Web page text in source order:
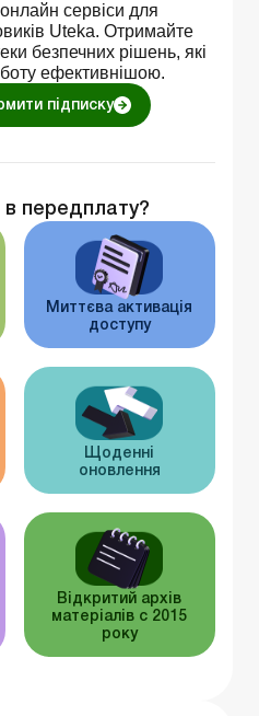
сервіси для
Uteka. Отримайте
безпечних рішень, які
ефективнішою.
підписку
передплату?
Миттєва активація
доступу
Щоденні
оновлення
Відкритий архів
матеріалів c 2015
року